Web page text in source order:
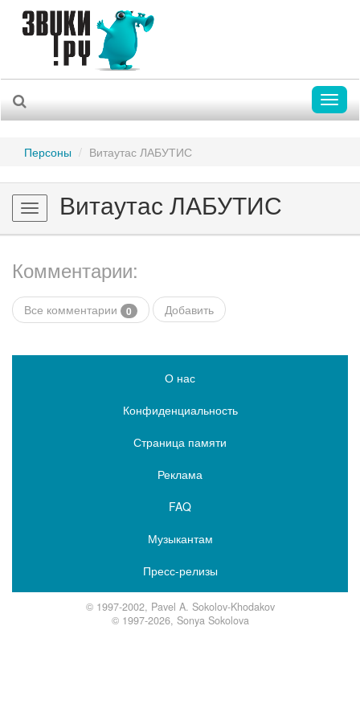
Персоны Витаутас ЛАБУТИС
Toggle
navigation
Витаутас ЛАБУТИС
Комментарии:
Все комментарии 0 Добавить
О нас
Конфиденциальность
Страница памяти
Реклама
FAQ
Музыкантам
Пресс-релизы
© 1997-2002, Pavel A. Sokolov-Khodakov
© 1997-2026, Sonya Sokolova